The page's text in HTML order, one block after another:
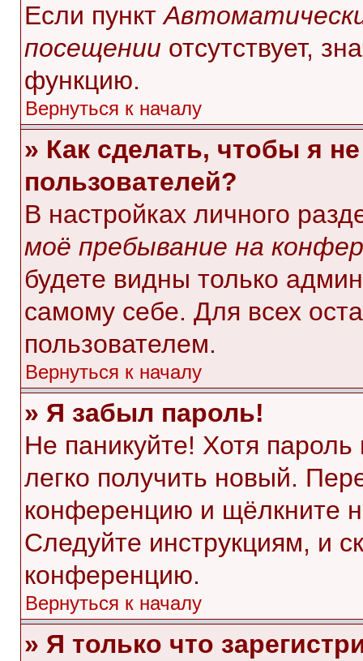
Если пункт
посещении отсутствует,
функцию.
Вернуться к началу
» Как сделать, чтобы я
пользователей?
В настройках личного
моё пребывание на
будете видны только
самому себе. Для всех
пользователем.
Вернуться к началу
» Я забыл пароль!
Не паникуйте! Хотя
легко получить новый.
конференцию и щёлкните
Следуйте инструкциям, и
конференцию.
Вернуться к началу
» Я только что